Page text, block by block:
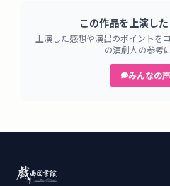
この作品を上演し
上演した感想や演出のポイントを
の演劇人の参考
みんなの